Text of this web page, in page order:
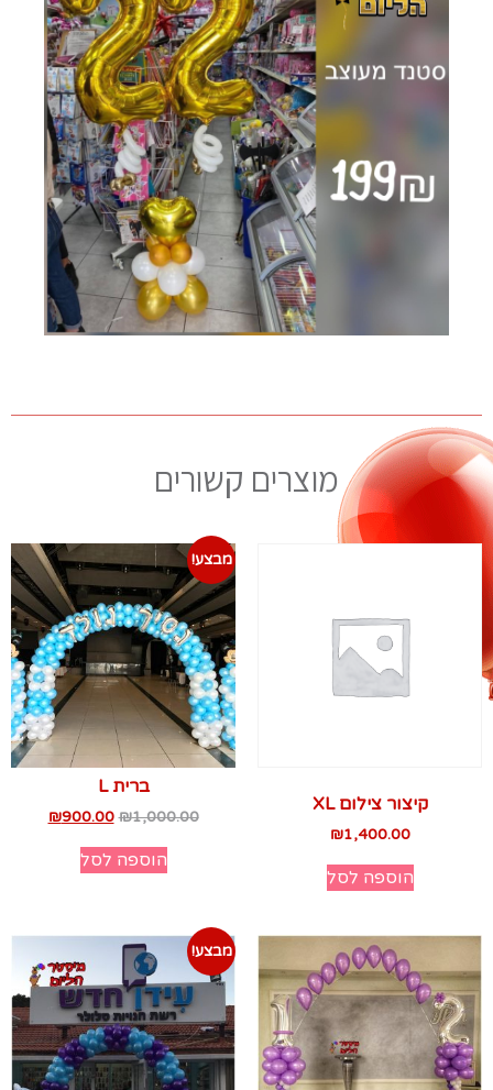
מוצרים קשורים
קיצור צילום XL
₪1,400.00
הוספה לסל
מבצע!
ברית L
₪1,000.00
₪900.00
הוספה לסל
מבצע!